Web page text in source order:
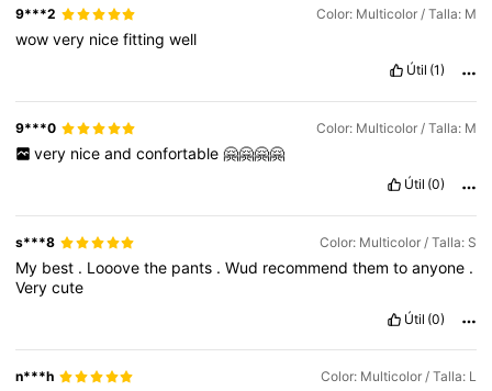
9***2 Color: Multicolor / Talla: M
wowvery nicefittingwell
Útil (1)
9***0 Color: Multicolor / Talla: M
very nice and confortable 🤗🤗🤗🤗
Útil (0)
s***8 Color: Multicolor / Talla: S
My best . Looovethe pants .Wud recommendthemtoanyone .
Verycute
Útil (0)
n***h Color: Multicolor / Talla: L